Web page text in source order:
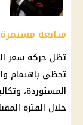
متابعة مستمرة
تظل حركة سعر
تحظى باهتمام
المستوردة،
خلال الفترة